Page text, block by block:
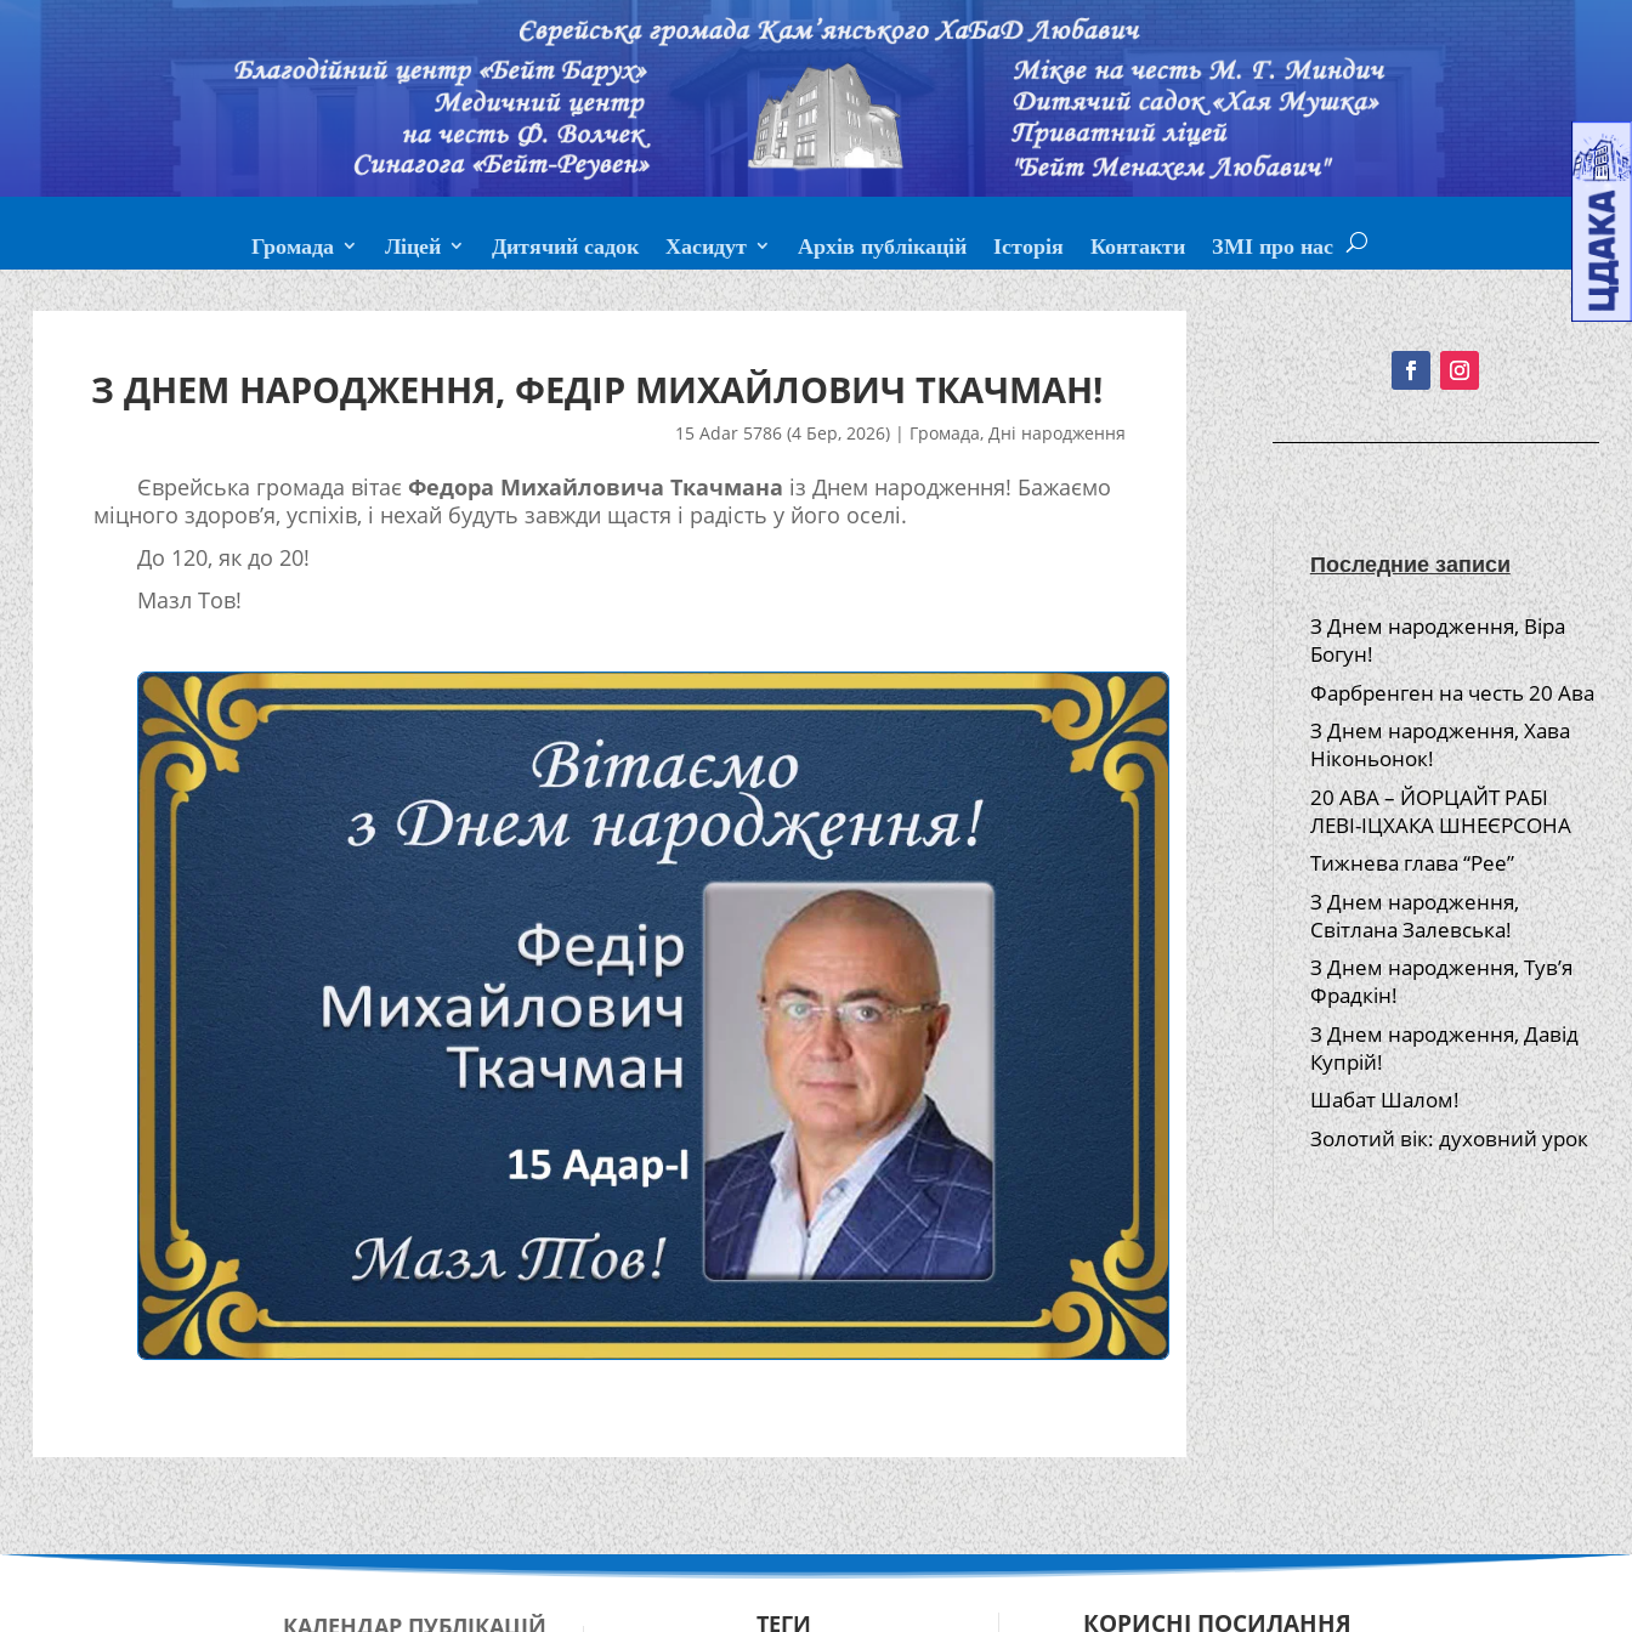
Громада Ліцей Дитячий садок Хасидут Архів публікацій Історія Контакти ЗМІ про нас
З ДНЕМ НАРОДЖЕННЯ, ФЕДІР МИХАЙЛОВИЧ ТКАЧМАН!
15 Adar 5786 (4 Бер, 2026)| Громада, Дні народження
Єврейська громада вітає Федора Михайловича Ткачмана із Днем народження! Бажаємо
міцного здоров’я, успіхів, і нехай будуть завжди щастя і радість у його оселі.
До 120, як до 20!
Мазл Тов!
Подписывайтесь!
Последние записи
З Днем народження, Віра
Богун!
Фарбренген на честь 20 Ава
З Днем народження, Хава
Ніконьонок!
20 АВА – ЙОРЦАЙТ РАБІ
ЛЕВІ-ІЦХАКА ШНЕЄРСОНА
Тижнева глава “Рее”
З Днем народження,
Світлана Залевська!
З Днем народження, Тув’я
Фрадкін!
З Днем народження, Давід
Купрій!
Шабат Шалом!
Золотий вік: духовний урок
ТЕГИ КОРИСНІ ПОСИЛАННЯ